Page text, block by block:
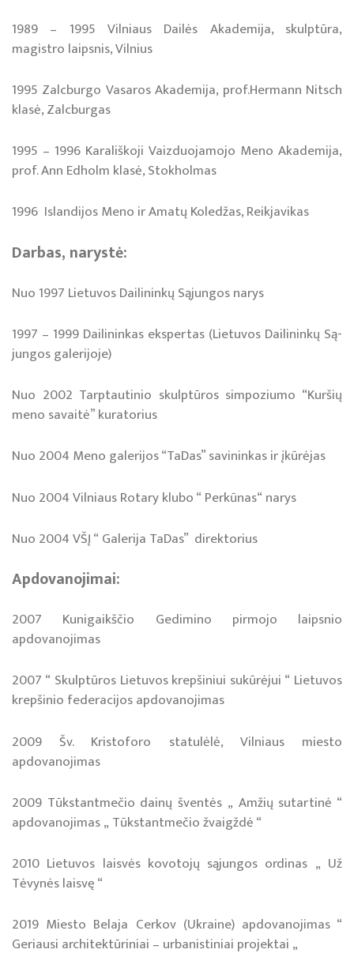
1989 – 1995 Vil­niaus Dai­lės Aka­de­mi­ja, skulp­tū­ra,
magistro laipsnis, Vil­nius
1995 Zalc­bur­go Va­sa­ros Aka­de­mi­ja, prof.Hermann Nitsch
klasė, Zalcburgas
1995 – 1996 Ka­ra­liš­koji Vaiz­duo­ja­mo­jo Meno Akademija,
prof. Ann Ed­holm klasė, Stokholmas
1996 Is­lan­di­jos Me­no ir Ama­tų Ko­le­džas, Reik­ja­vi­kas
Dar­bas, narystė:
Nuo 1997 Lietuvos Dailininkų Sąjungos narys
1997 – 1999 Dai­li­nin­kas eks­per­tas (Lie­tu­vos Dai­li­nin­kų Są­
jun­gos ga­le­ri­jo­je)
Nuo 2002 Tarptautinio skulptūros simpoziumo “Kuršių
meno savaitė” kuratorius
Nuo 2004 Meno galerijos “TaDas” savininkas ir įkūrėjas
Nuo 2004 Vilniaus Rotary klubo “ Perkūnas“ narys
Nuo 2004 VŠĮ “ Galerija TaDas” direktorius
Apdovanojimai:
2007 Kunigaikščio Gedimino pirmojo laipsnio
apdovanojimas
2007 “ Skulptūros Lietuvos krepšiniui sukūrėjui “ Lietuvos
krepšinio federacijos apdovanojimas
2009 Šv. Kristoforo statulėlė, Vilniaus miesto
apdovanojimas
2009 Tūkstantmečio dainų šventės „ Amžių sutartinė “
apdovanojimas „ Tūkstantmečio žvaigždė “
2010 Lietuvos laisvės kovotojų sąjungos ordinas „ Už
Tėvynės laisvę “
2019 Miesto Belaja Cerkov (Ukraine) apdovanojimas “
Geriausi architektūriniai – urbanistiniai projektai „